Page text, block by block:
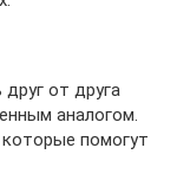
от друга
аналогом.
помогут